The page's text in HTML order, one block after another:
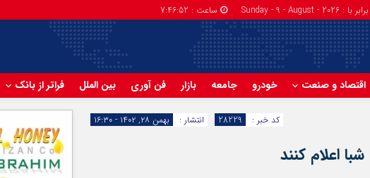
برابر با : Sunday - 9 - August - 2026 ساعت : 7:46:53
اقتصاد و صنعت خودرو جامعه بازار فن آوری بین الملل فراتر از بانک
انتشار : بهمن ۲۸, ۱۴۰۲ - ۱۶:۳۰ کد خبر : 28229
اعلام کنند